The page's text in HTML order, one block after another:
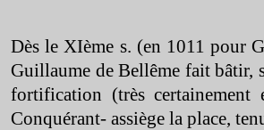
Dès le XIème s. (en 1011 pour
Guillaume de Bellême fait bâtir,
fortification (très
Conquérant- assiège la place,